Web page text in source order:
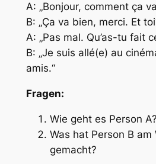
A: „Bonjour, comment ça
B: „Ça va bien, merci. Et
A: „Pas mal. Qu’as-tu fait
B: „Je suis allé(e) au
amis.“
Fragen:
Wie geht es Person A?
Was hat Person B am
gemacht?